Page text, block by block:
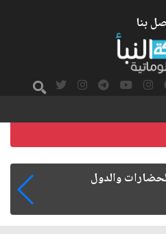
بنا
على صفيح ساخن